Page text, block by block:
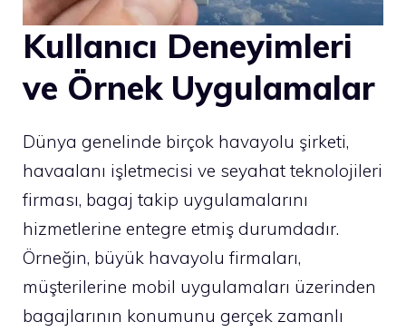
Kullanıcı Deneyimleri
ve Örnek Uygulamalar
Dünya genelinde birçok havayolu şirketi,
havaalanı işletmecisi ve seyahat teknolojileri
firması, bagaj takip uygulamalarını
hizmetlerine entegre etmiş durumdadır.
Örneğin, büyük havayolu firmaları,
müşterilerine mobil uygulamaları üzerinden
bagajlarının konumunu gerçek zamanlı